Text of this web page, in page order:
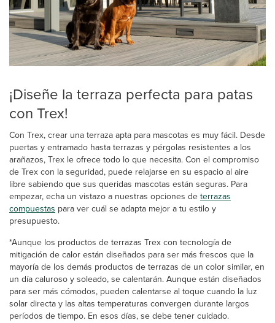
¡Diseñe la terraza perfecta para patas
con Trex!
Con Trex, crear una terraza apta para mascotas es muy fácil. Desde
puertas y entramado hasta terrazas y pérgolas resistentes a los
arañazos, Trex le ofrece todo lo que necesita. Con el compromiso
de Trex con la seguridad, puede relajarse en su espacio al aire
libre sabiendo que sus queridas mascotas están seguras. Para
empezar, echa un vistazo a nuestras opciones de terrazas
compuestas para ver cuál se adapta mejor a tu estilo y
presupuesto.
*Aunque los productos de terrazas Trex con tecnología de
mitigación de calor están diseñados para ser más frescos que la
mayoría de los demás productos de terrazas de un color similar, en
un día caluroso y soleado, se calentarán. Aunque están diseñados
para ser más cómodos, pueden calentarse al toque cuando la luz
solar directa y las altas temperaturas convergen durante largos
períodos de tiempo. En esos días, se debe tener cuidado.